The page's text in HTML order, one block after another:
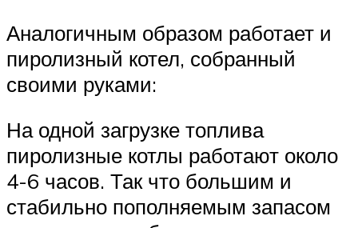
Аналогичным образом работает и
пиролизный котел, собранный
своими руками:
На одной загрузке топлива
пиролизные котлы работают около
4-6 часов. Так что большим и
стабильно пополняемым запасом